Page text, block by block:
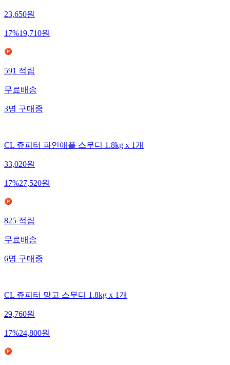
23,650원
17%19,710원
591적립
무료배송
3명구매중
CL 쥬피터 파인애플 스무디 1.8kg x 1개
33,020원
17%27,520원
825적립
무료배송
6명구매중
CL 쥬피터 망고 스무디 1.8kg x 1개
29,760원
17%24,800원